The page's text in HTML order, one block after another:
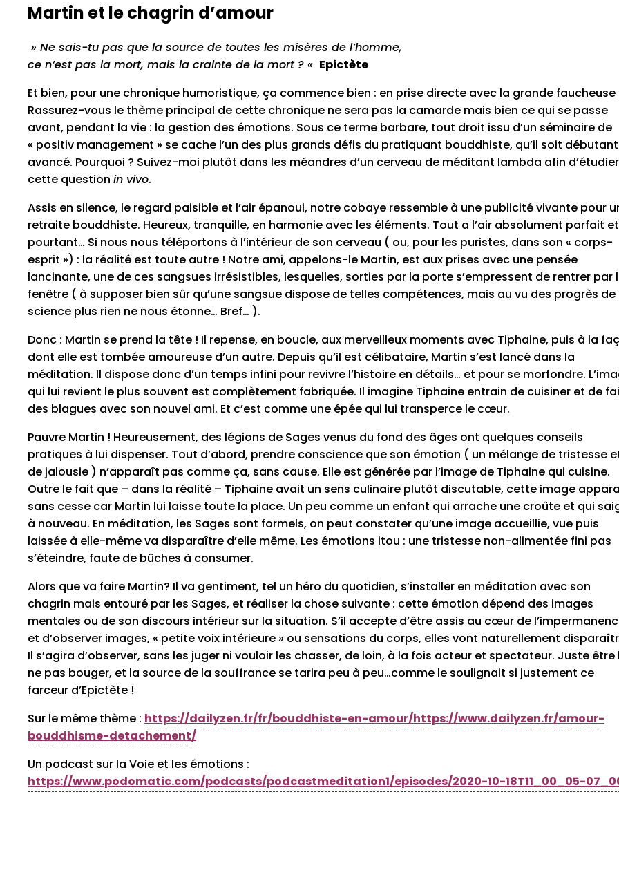
Martin et le chagrin d’amour
» Ne sais-tu pas que la source de toutes les misères de l’homme,
ce n’est pas la mort, mais la crainte de la mort ? « Epictète
Et bien, pour une chronique humoristique, ça commence bien : en prise directe avec la grande faucheuse
Rassurez-vous le thème principal de cette chronique ne sera pas la camarde mais bien ce qui se passe
avant, pendant la vie : la gestion des émotions. Sous ce terme barbare, tout droit issu d’un séminaire de
« positiv management » se cache l’un des plus grands défis du pratiquant bouddhiste, qu’il soit
avancé. Pourquoi ? Suivez-moi plutôt dans les méandres d’un cerveau de méditant lambda afin d’étudier
cette question in vivo.
Assis en silence, le regard paisible et l’air épanoui, notre cobaye ressemble à une publicité vivante pour
retraite bouddhiste. Heureux, tranquille, en harmonie avec les éléments. Tout a l’air absolument parfait et
pourtant… Si nous nous téléportons à l’intérieur de son cerveau ( ou, pour les puristes, dans son « corps-
esprit ») : la réalité est toute autre ! Notre ami, appelons-le Martin, est aux prises avec une pensée
lancinante, une de ces sangsues irrésistibles, lesquelles, sorties par la porte s’empressent de rentrer par
fenêtre ( à supposer bien sûr qu’une sangsue dispose de telles compétences, mais au vu des progrès de
science plus rien ne nous étonne… Bref… ).
Donc : Martin se prend la tête ! Il repense, en boucle, aux merveilleux moments avec Tiphaine, puis à la
dont elle est tombée amoureuse d’un autre. Depuis qu’il est célibataire, Martin s’est lancé dans la
méditation. Il dispose donc d’un temps infini pour revivre l’histoire en détails… et pour se morfondre.
qui lui revient le plus souvent est complètement fabriquée. Il imagine Tiphaine entrain de cuisiner et de
des blagues avec son nouvel ami. Et c’est comme une épée qui lui transperce le cœur.
Pauvre Martin ! Heureusement, des légions de Sages venus du fond des âges ont quelques conseils
pratiques à lui dispenser. Tout d’abord, prendre conscience que son émotion ( un mélange de tristesse
de jalousie ) n’apparaît pas comme ça, sans cause. Elle est générée par l’image de Tiphaine qui cuisine.
Outre le fait que – dans la réalité – Tiphaine avait un sens culinaire plutôt discutable, cette image
sans cesse car Martin lui laisse toute la place. Un peu comme un enfant qui arrache une croûte et qui
à nouveau. En méditation, les Sages sont formels, on peut constater qu’une image accueillie, vue puis
laissée à elle-même va disparaître d’elle même. Les émotions itou : une tristesse non-alimentée fini pas
s’éteindre, faute de bûches à consumer.
Alors que va faire Martin? Il va gentiment, tel un héro du quotidien, s’installer en méditation avec son
chagrin mais entouré par les Sages, et réaliser la chose suivante : cette émotion dépend des images
mentales ou de son discours intérieur sur la situation. S’il accepte d’être assis au cœur de
et d’observer images, « petite voix intérieure » ou sensations du corps, elles vont naturellement
Il s’agira d’observer, sans les juger ni vouloir les chasser, de loin, à la fois acteur et spectateur. Juste être
ne pas bouger, et la source de la souffrance se tarira peu à peu…comme le soulignait si justement ce
farceur d’Epictète !
Sur le même thème : https://dailyzen.fr/fr/bouddhiste-en-amour/https://www.dailyzen.fr/amour-
bouddhisme-detachement/
Un podcast sur la Voie et les émotions :
https://www.podomatic.com/podcasts/podcastmeditation1/episodes/2020-10-18T11_00_05-